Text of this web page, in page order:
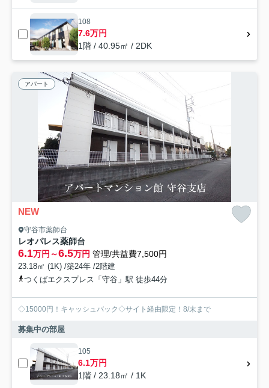
108
7.6万円
1階 / 40.95㎡ / 2DK
アパート
NEW
守谷市薬師台
レオパレス薬師台
6.1万円～6.5万円 管理/共益費7,500円
23.18㎡ (1K) /築24年 /2階建
つくばエクスプレス「守谷」駅 徒歩44分
◇15000円！キャッシュバック◇サイト経由限定！8/末まで
募集中の部屋
105
6.1万円
1階 / 23.18㎡ / 1K